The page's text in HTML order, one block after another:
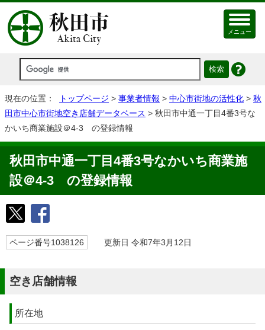
メニュー
現在の位置： トップページ > 事業者情報 > 中心市街地の活性化 > 秋
田市中心市街地空き店舗データベース > 秋田市中通一丁目4番3号な
かいち商業施設＠4-3 の登録情報
秋田市中通一丁目4番3号なかいち商業施
設＠4-3 の登録情報
ページ番号1038126 更新日 令和7年3月12日
空き店舗情報
所在地